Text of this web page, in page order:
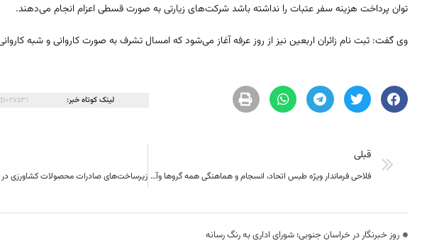
توان پرداخت هزینه سفر عتبات را نداشته باشد شرکت‌های زیارتی به صورت قسطی اعزام انجام می‌دهند.
وی گفت: ثبت نام زائران اربعین نیز از روز عرفه آغاز می‌شود که امسال تشرف به صورت کاروانی و شبه
لینک کوتاه خبر:
قبلی
فلاحی فرماندار ویژه طبس اتحاد، انسجام و هماهنگی همه گروها وآحاد مردم می تواند طبسی توسعه یافته را رقم بزند زیرساخت‌های صادرات محصولات کشاورزی در
روز خبرنگار در خراسان جنوبی؛ شورای اداری به رنگ رسانه